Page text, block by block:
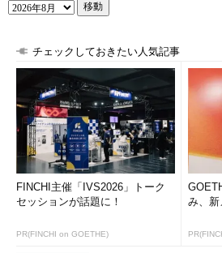
移動
チェックしておきたい人気記事
FINCHI主催「IVS2026」トーク
セッションが話題に！
PR(FINCHI on GOETHE)
み、新